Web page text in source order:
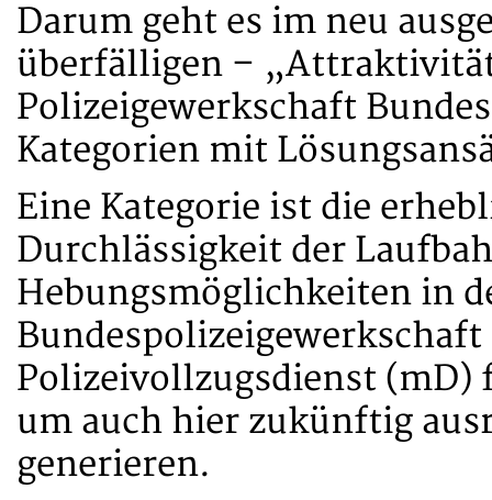
Darum geht es im neu
überfälligen –
Polizeigewerkschaft
Kategorien mit
Eine Kategorie ist die
Durchlässigkeit der
Hebungsmöglichkeiten in
Polizeivollzugsdienst (mD)
um auch hier zukünftig
generieren.